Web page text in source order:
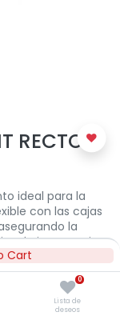
Cart
0
Lista de
deseos
RECTO
ideal para la
con las cajas
la
a la intemperie.
diseÃ±ados
este producto